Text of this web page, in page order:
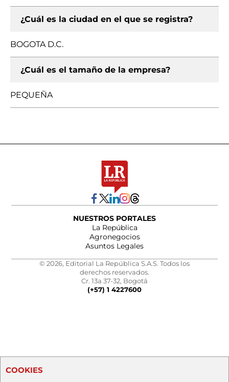
¿Cuál es la ciudad en el que se registra?
BOGOTA D.C.
¿Cuál es el tamaño de la empresa?
PEQUEÑA
NUESTROS PORTALES
La República
Agronegocios
Asuntos Legales
© 2026, Editorial La República S.A.S. Todos los
derechos reservados.
Cr. 13a 37-32, Bogotá
(+57) 1 4227600
COOKIES